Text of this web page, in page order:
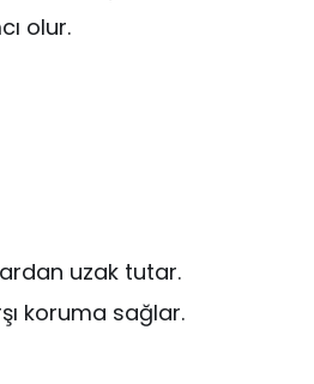
olur.
uzak tutar.
koruma sağlar.